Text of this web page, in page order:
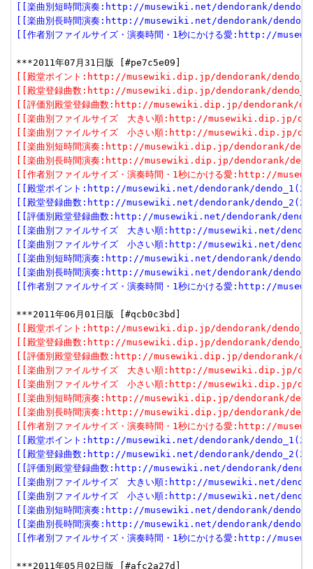
[[楽曲別短時間演奏:http://musewiki.net/dendorank/
[[楽曲別長時間演奏:http://musewiki.net/dendorank/
[[作者別ファイルサイズ・演奏時間・1秒にかける愛:http://
[[殿堂ポイント:http://musewiki.dip.jp/dendorank/
[[殿堂登録曲数:http://musewiki.dip.jp/dendorank/
[[評価別殿堂登録曲数:http://musewiki.dip.jp/dendorank/
[[楽曲別ファイルサイズ　大きい順:http://musewiki.dip.jp/
[[楽曲別ファイルサイズ　小さい順:http://musewiki.dip.jp/
[[楽曲別短時間演奏:http://musewiki.dip.jp/dendorank/
[[楽曲別長時間演奏:http://musewiki.dip.jp/dendorank/
[[作者別ファイルサイズ・演奏時間・1秒にかける愛:http://
[[殿堂ポイント:http://musewiki.net/dendorank/
[[殿堂登録曲数:http://musewiki.net/dendorank/
[[評価別殿堂登録曲数:http://musewiki.net/dendorank/
[[楽曲別ファイルサイズ　大きい順:http://musewiki.net/
[[楽曲別ファイルサイズ　小さい順:http://musewiki.net/
[[楽曲別短時間演奏:http://musewiki.net/dendorank/
[[楽曲別長時間演奏:http://musewiki.net/dendorank/
[[作者別ファイルサイズ・演奏時間・1秒にかける愛:http://
[[殿堂ポイント:http://musewiki.dip.jp/dendorank/
[[殿堂登録曲数:http://musewiki.dip.jp/dendorank/
[[評価別殿堂登録曲数:http://musewiki.dip.jp/dendorank/
[[楽曲別ファイルサイズ　大きい順:http://musewiki.dip.jp/
[[楽曲別ファイルサイズ　小さい順:http://musewiki.dip.jp/
[[楽曲別短時間演奏:http://musewiki.dip.jp/dendorank/
[[楽曲別長時間演奏:http://musewiki.dip.jp/dendorank/
[[作者別ファイルサイズ・演奏時間・1秒にかける愛:http://
[[殿堂ポイント:http://musewiki.net/dendorank/
[[殿堂登録曲数:http://musewiki.net/dendorank/
[[評価別殿堂登録曲数:http://musewiki.net/dendorank/
[[楽曲別ファイルサイズ　大きい順:http://musewiki.net/
[[楽曲別ファイルサイズ　小さい順:http://musewiki.net/
[[楽曲別短時間演奏:http://musewiki.net/dendorank/
[[楽曲別長時間演奏:http://musewiki.net/dendorank/
[[作者別ファイルサイズ・演奏時間・1秒にかける愛:http://